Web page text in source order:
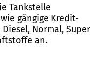
Tankstelle
gängige Kredit-
Normal, Super
an.